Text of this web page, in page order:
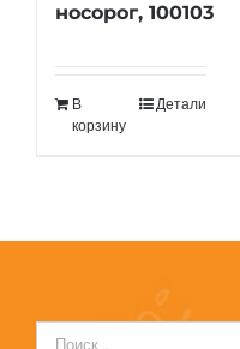
носорог, 100103
В
корзину
Детали
Результат